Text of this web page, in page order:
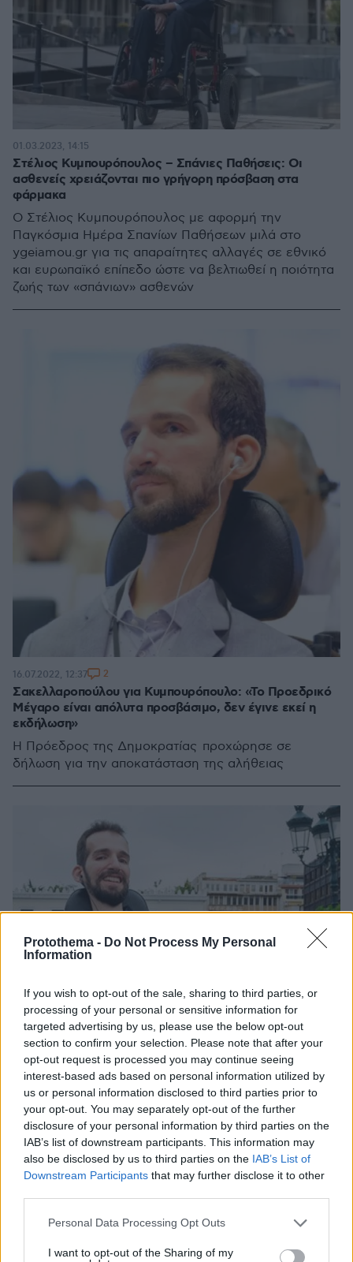
Protothema - Do Not Process My Personal
Information
If you wish to opt-out of the sale, sharing to third parties, or
processing of your personal or sensitive information for
targeted advertising by us, please use the below opt-out
section to confirm your selection. Please note that after your
opt-out request is processed you may continue seeing
interest-based ads based on personal information utilized by
us or personal information disclosed to third parties prior to
your opt-out. You may separately opt-out of the further
disclosure of your personal information by third parties on the
IAB’s list of downstream participants. This information may
also be disclosed by us to third parties on the IAB’s List of
Downstream Participants that may further disclose it to other
Please note that this website/app uses one or more Google
not limited to your visit or usage behaviour. You may click to
Personal Data Processing Opt Outs
I want to opt-out of the Sharing of my
Στέλιος Κυμπουρόπουλος – Σπάνιες Παθήσεις: Οι
ασθενείς χρειάζονται πιο γρήγορη πρόσβαση στα
φάρμακα
Ο Στέλιος Κυμπουρόπουλος με αφορμή την
Παγκόσμια Ημέρα Σπανίων Παθήσεων μιλά στο
ygeiamou.gr για τις απαραίτητες αλλαγές σε εθνικό
και ευρωπαϊκό επίπεδο ώστε να βελτιωθεί η ποιότητα
ζωής των «σπάνιων» ασθενών
01.03.2023, 14:15
Σακελλαροπούλου για Κυμπουρόπουλο: «Το Προεδρικό
Μέγαρο είναι απόλυτα προσβάσιμο, δεν έγινε εκεί η
εκδήλωση»
Η Πρόεδρος της Δημοκρατίας προχώρησε σε
δήλωση για την αποκατάσταση της αλήθειας
16.07.2022, 12:37 2
Τα σκαλοπάτια «έδιωξαν» τον Κυμπουρόπουλο από
εκδήλωση που ήταν προσκεκλημένος
γύρισε πολύ στεναχωρημένος σπίτι του εξαιτίας του